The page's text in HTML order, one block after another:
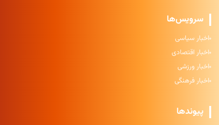
سرویس‌ها
اخبار سیاسی
اخبار اقتصادی
اخبار ورزشی
اخبار فرهنگی
پیوندها